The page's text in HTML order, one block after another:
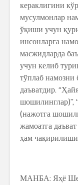
кераклигини
мусулмонлар
ўқиши учун
инсонларга
масжидларда
учун келиб
тўплаб намозни
даъватдир.
шошилинглар)”,
(нажотга
жамоатга
ҳам
МАНБА: Яҳё